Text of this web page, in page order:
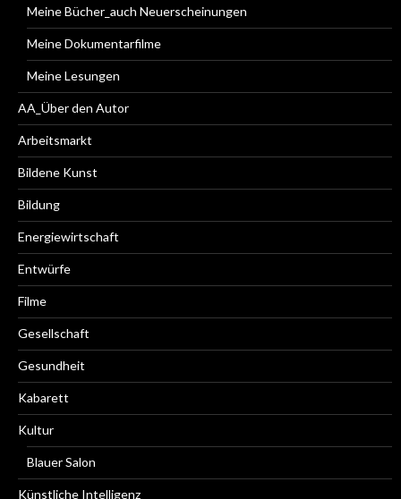
Meine Bücher_auch Neuerscheinungen
Meine Dokumentarfilme
Meine Lesungen
AA_Über den Autor
Arbeitsmarkt
Bildene Kunst
Bildung
Energiewirtschaft
Entwürfe
Filme
Gesellschaft
Gesundheit
Kabarett
Kultur
Blauer Salon
Künstliche Intelligenz